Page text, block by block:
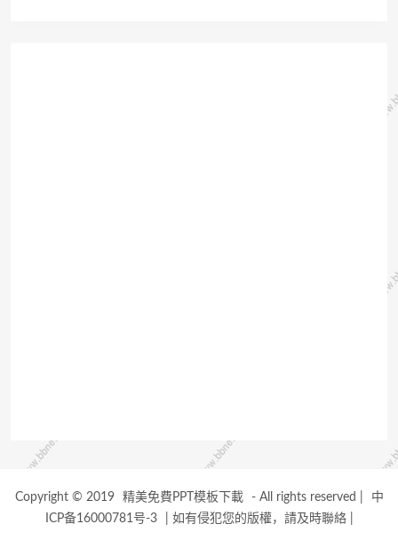
Copyright © 2019 精美免費PPT模板下載 - All rights reserved
中
ICP备16000781号-3
如有侵犯您的版權，請及時聯絡|